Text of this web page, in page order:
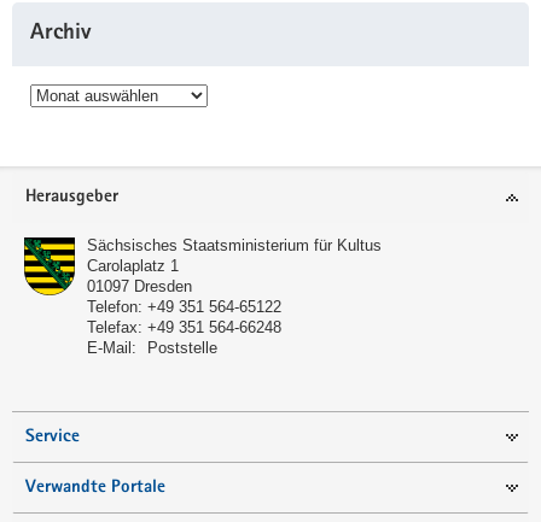
Archiv
Archiv
Service
Herausgeber
Sächsisches Staatsministerium für Kultus
Carolaplatz 1
01097 Dresden
Telefon: +49 351 564-65122
Telefax: +49 351 564-66248
E-Mail:
Poststelle
Service
Verwandte Portale